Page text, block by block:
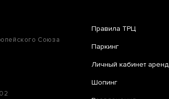
Союза
Правила ТРЦ
Паркинг
Личный кабинет
Шопинг